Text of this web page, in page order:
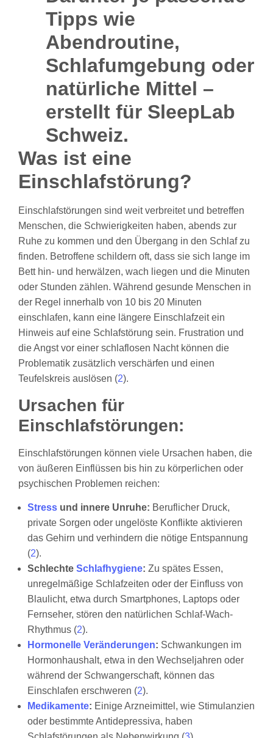
Was ist eine
Einschlafstörung?
Einschlafstörungen sind weit verbreitet und betreffen
Menschen, die Schwierigkeiten haben, abends zur
Ruhe zu kommen und den Übergang in den Schlaf zu
finden. Betroffene schildern oft, dass sie sich lange im
Bett hin- und herwälzen, wach liegen und die Minuten
oder Stunden zählen. Während gesunde Menschen in
der Regel innerhalb von 10 bis 20 Minuten
einschlafen, kann eine längere Einschlafzeit ein
Hinweis auf eine Schlafstörung sein. Frustration und
die Angst vor einer schlaflosen Nacht können die
Problematik zusätzlich verschärfen und einen
Teufelskreis auslösen (2).
Ursachen für
Einschlafstörungen:
Einschlafstörungen können viele Ursachen haben, die
von äußeren Einflüssen bis hin zu körperlichen oder
psychischen Problemen reichen:
Stress und innere Unruhe: Beruflicher Druck,
private Sorgen oder ungelöste Konflikte aktivieren
das Gehirn und verhindern die nötige Entspannung
(2).
Schlechte Schlafhygiene: Zu spätes Essen,
unregelmäßige Schlafzeiten oder der Einfluss von
Blaulicht, etwa durch Smartphones, Laptops oder
Fernseher, stören den natürlichen Schlaf-Wach-
Rhythmus (2).
Hormonelle Veränderungen: Schwankungen im
Hormonhaushalt, etwa in den Wechseljahren oder
während der Schwangerschaft, können das
Einschlafen erschweren (2).
Medikamente: Einige Arzneimittel, wie Stimulanzien
oder bestimmte Antidepressiva, haben